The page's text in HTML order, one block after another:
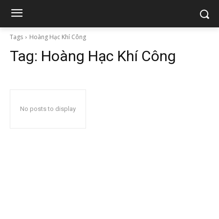
Tags Hoàng Hạc Khí Công
Tag: Hoàng Hạc Khí Công
No posts to display